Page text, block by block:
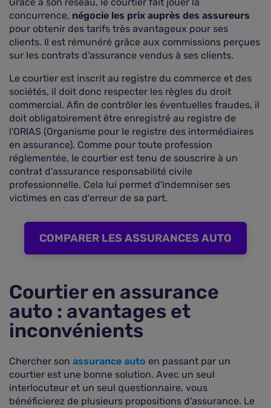
concurrence, négocie les prix auprès des assureurs
pour obtenir des tarifs très avantageux pour ses
clients. Il est rémunéré grâce aux commissions perçues
sur les contrats d'assurance vendus à ses clients.
Le courtier est inscrit au registre du commerce et des
sociétés, il doit donc respecter les règles du droit
commercial. Afin de contrôler les éventuelles fraudes, il
doit obligatoirement être enregistré au registre de
l'ORIAS (Organisme pour le registre des intermédiaires
en assurance). Comme pour toute profession
réglementée, le courtier est tenu de souscrire à un
contrat d'assurance responsabilité civile
professionnelle. Cela lui permet d'indemniser ses
victimes en cas d'erreur de sa part.
COMPARER LES ASSURANCES AUTO
Courtier en assurance
auto : avantages et
inconvénients
Chercher son assurance auto en passant par un
courtier est une bonne solution. Avec un seul
interlocuteur et un seul questionnaire, vous
bénéficierez de plusieurs propositions d'assurance. Le